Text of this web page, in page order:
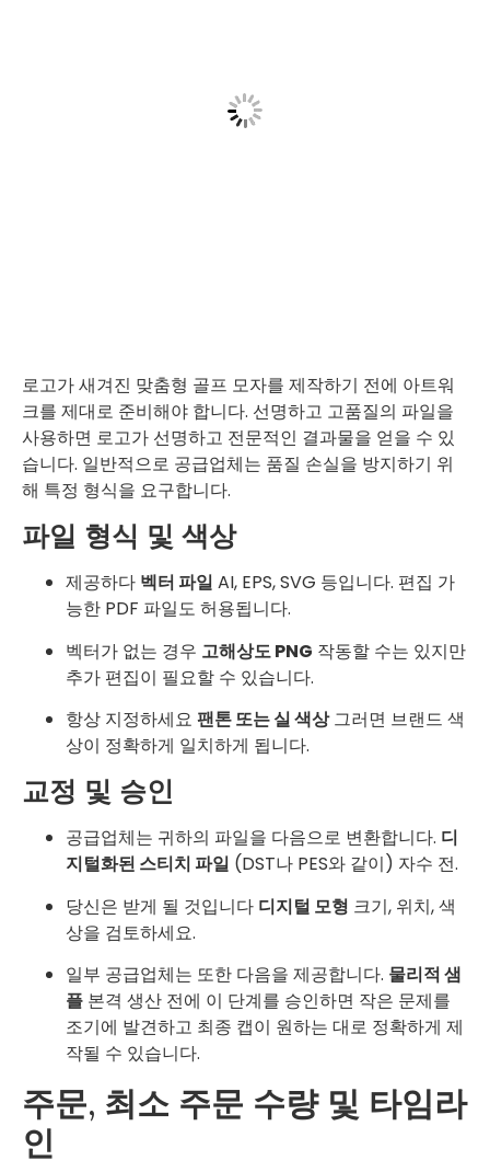
로고가 새겨진 맞춤형 골프 모자를 제작하기 전에 아트워
크를 제대로 준비해야 합니다. 선명하고 고품질의 파일을
사용하면 로고가 선명하고 전문적인 결과물을 얻을 수 있
습니다. 일반적으로 공급업체는 품질 손실을 방지하기 위
해 특정 형식을 요구합니다.
파일 형식 및 색상
제공하다 벡터 파일 AI, EPS, SVG 등입니다. 편집 가
능한 PDF 파일도 허용됩니다.
벡터가 없는 경우 고해상도 PNG 작동할 수는 있지만
추가 편집이 필요할 수 있습니다.
항상 지정하세요 팬톤 또는 실 색상그러면 브랜드 색
상이 정확하게 일치하게 됩니다.
교정 및 승인
공급업체는 귀하의 파일을 다음으로 변환합니다. 디
지털화된 스티치 파일 (DST나 PES와 같이) 자수 전.
당신은 받게 될 것입니다 디지털 모형 크기, 위치, 색
상을 검토하세요.
일부 공급업체는 또한 다음을 제공합니다. 물리적 샘
플 본격 생산 전에 이 단계를 승인하면 작은 문제를
조기에 발견하고 최종 캡이 원하는 대로 정확하게 제
작될 수 있습니다.
주문, 최소 주문 수량 및 타임라
인